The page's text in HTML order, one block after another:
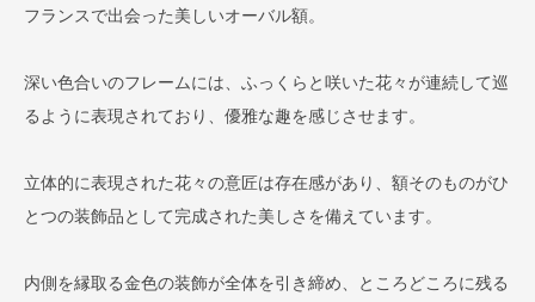
フランスで出会った美しいオーバル額。
深い色合いのフレームには、ふっくらと咲いた花々が連続して巡
るように表現されており、優雅な趣を感じさせます。
立体的に表現された花々の意匠は存在感があり、額そのものがひ
とつの装飾品として完成された美しさを備えています。
内側を縁取る金色の装飾が全体を引き締め、ところどころに残る